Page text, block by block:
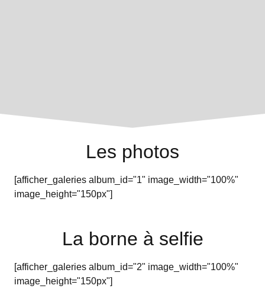
Les photos
[afficher_galeries album_id="1" image_width="100%"
image_height="150px"]
La borne à selfie
[afficher_galeries album_id="2" image_width="100%"
image_height="150px"]